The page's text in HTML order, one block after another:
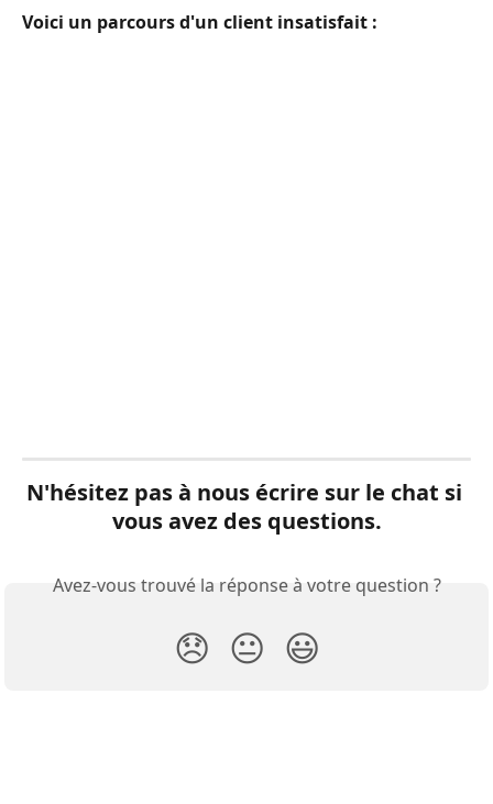
Voici un parcours d'un client insatisfait :
N'hésitez pas à nous écrire sur le chat si
vous avez des questions.
Avez-vous trouvé la réponse à votre question ?
😞 😐 😃